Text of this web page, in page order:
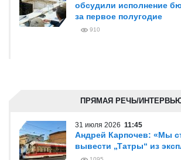
обсудили исполнение
за первое полугодие
910
ПРЯМАЯ РЕЧЬ/
31 июля 2026 11:45
Андрей Карпочев: «Мы
вывести „Татры“ из